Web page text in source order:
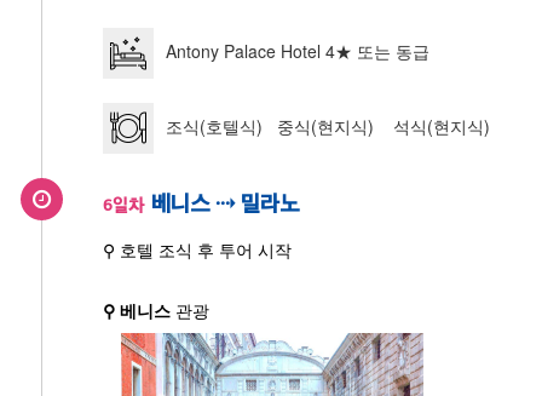
Antony Palace Hotel 4★ 또는 동급
조식(호텔식) 중식(현지식) 석식(현지식)
6일차 베니스 ⇢ 밀라노
⚲ 호텔 조식 후 투어 시작
⚲ 베니스 관광